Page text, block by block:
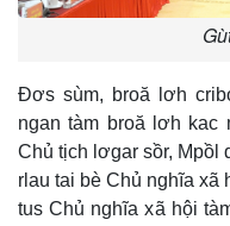
Đơs sùm, broă lơh
ngan tàm broă lơh kac
Chủ tịch lơgar sồr,
rlau tai bè Chủ nghĩa xã
tus Chủ nghĩa xã hội